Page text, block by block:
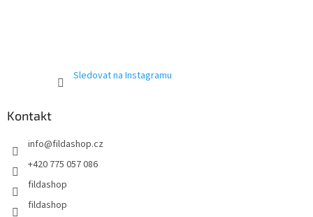
Sledovat na Instagramu
Kontakt
info@fildashop.cz
+420 775 057 086
fildashop
fildashop